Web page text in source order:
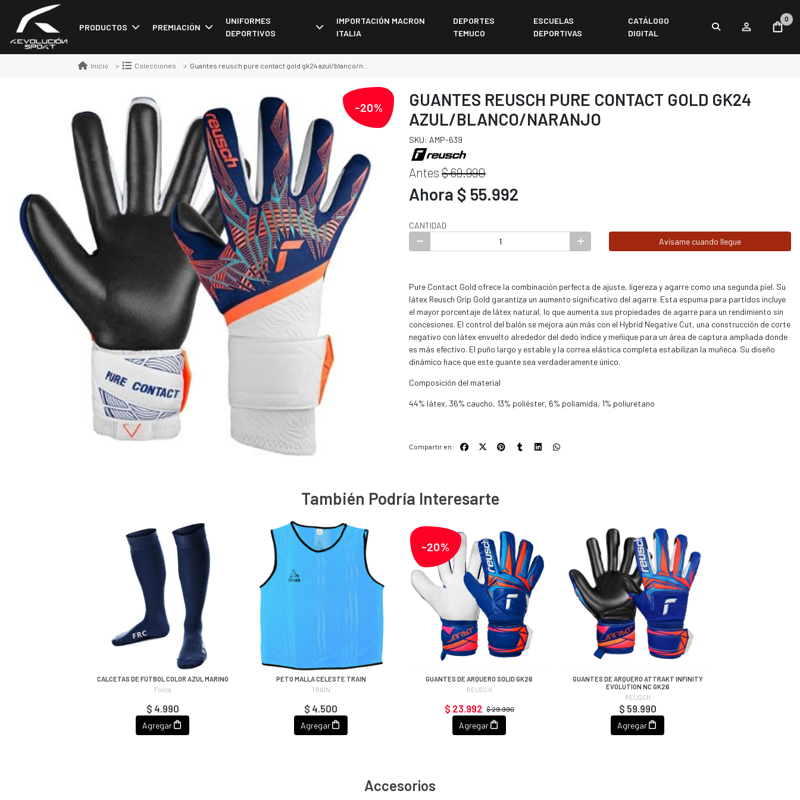
PRODUCTOS PREMIACIÓN
UNIFORMES
DEPORTIVOS
IMPORTACIÓN MACRON
ITALIA
DEPORTES
TEMUCO
ESCUELAS
DEPORTIVAS
CATÁLOGO
DIGITAL
0
Inicio Colecciones Guantes reusch pure contact gold gk24 azul/blanco/naranjo
-20%
GUANTES REUSCH PURE CONTACT GOLD GK24
AZUL/BLANCO/NARANJO
SKU: AMP-639
Antes $ 69.990
Ahora $ 55.992
CANTIDAD
Avísame cuando llegue
Pure Contact Gold ofrece la combinación perfecta de ajuste, ligereza y agarre como una segunda piel. Su
látex Reusch Grip Gold garantiza un aumento significativo del agarre. Esta espuma para partidos incluye
el mayor porcentaje de látex natural, lo que aumenta sus propiedades de agarre para un rendimiento sin
concesiones. El control del balón se mejora aún más con el Hybrid Negative Cut, una construcción de corte
negativo con látex envuelto alrededor del dedo índice y meñique para un área de captura ampliada donde
es más efectivo. El puño largo y estable y la correa elástica completa estabilizan la muñeca. Su diseño
dinámico hace que este guante sea verdaderamente único.
Composición del material
44% látex, 36% caucho, 13% poliéster, 6% poliamida, 1% poliuretano
Compartir en:
También Podría Interesarte
CALCETAS DE FÚTBOL COLOR AZUL MARINO
Force
$ 4.990
Agregar
PETO MALLA CELESTE TRAIN
TRAIN
$ 4.500
Agregar
-20%
GUANTES DE ARQUERO SOLID GK26
REUSCH
$ 29.990
$ 23.992
Agregar
GUANTES DE ARQUERO ATTRAKT INFINITY
EVOLUTION NC GK26
REUSCH
$ 59.990
Agregar
Accesorios